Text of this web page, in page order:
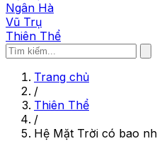
Ngân Hà
Vũ Trụ
Thiên Thể
Trang chủ
/
Thiên Thể
/
Hệ Mặt Trời có bao